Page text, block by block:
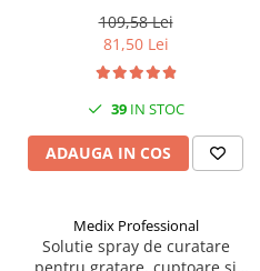
Professional
109,58 Lei
81,50 Lei
39IN STOC
ADAUGA IN COS
Medix Professional
Solutie spray de curatare